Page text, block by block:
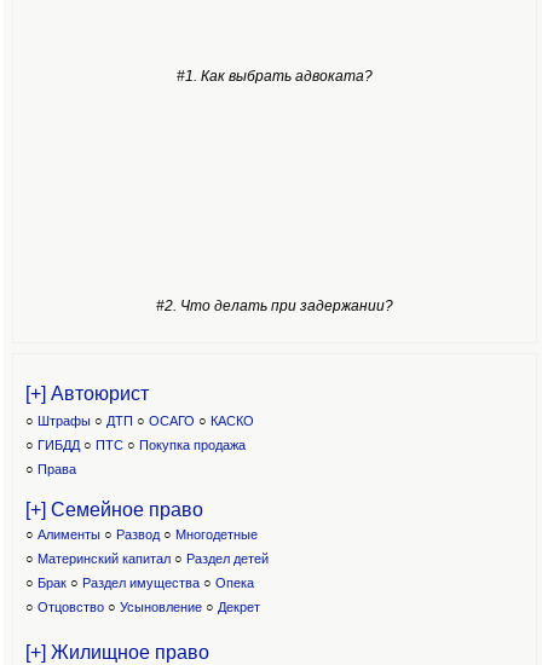
#1. Как выбрать адвоката?
#2. Что делать при задержании?
[+] Автоюрист
○ Штрафы ○ ДТП ○ ОСАГО ○ КАСКО
○ ГИБДД ○ ПТС ○ Покупка продажа
○ Права
[+] Семейное право
○ Алименты ○ Развод ○ Многодетные
○ Материнский капитал○ Раздел детей
○ Брак ○ Раздел имущества ○ Опека
○ Отцовство○ Усыновление ○ Декрет
[+] Жилищное право